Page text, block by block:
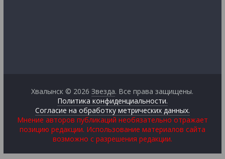
Хвалынск © 2026Звезда. Все права защищены.
Политика конфиденциальности.
Согласие на обработку метрических данных.
Мнение авторов публикаций необязательно отражает
позицию редакции. Использование материалов сайта
возможно с разрешения редакции.